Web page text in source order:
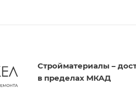
Стройматериалы –
в пределах МКАД